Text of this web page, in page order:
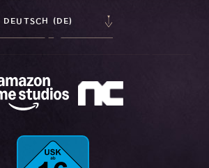
DEUTSCH (DE)